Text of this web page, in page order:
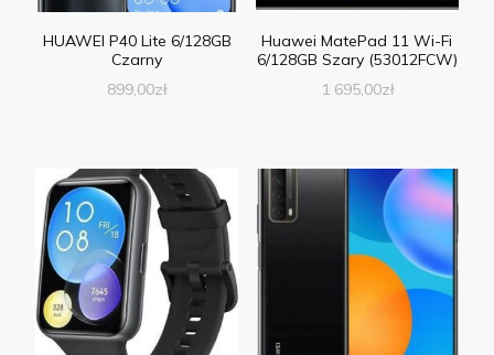
HUAWEI P40 Lite 6/128GB
Czarny
899,00zł
Huawei MatePad 11 Wi-Fi
6/128GB Szary (53012FCW)
1 695,00zł